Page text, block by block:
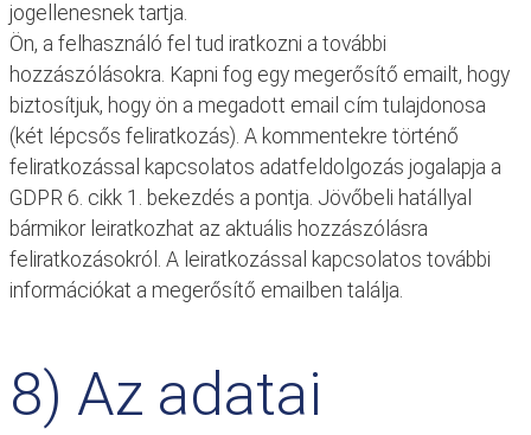
jogellenesnek tartja.
Ön, a felhasználó fel tud iratkozni a további
hozzászólásokra. Kapni fog egy megerősítő emailt, hogy
biztosítjuk, hogy ön a megadott email cím tulajdonosa
(két lépcsős feliratkozás). A kommentekre történő
feliratkozással kapcsolatos adatfeldolgozás jogalapja a
GDPR 6. cikk 1. bekezdés a pontja. Jövőbeli hatállyal
bármikor leiratkozhat az aktuális hozzászólásra
feliratkozásokról. A leiratkozással kapcsolatos további
információkat a megerősítő emailben találja.
8) Az adatai